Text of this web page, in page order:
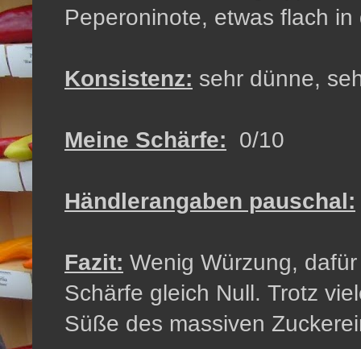
Peperoninote, etwas flach in
Konsistenz: sehr dünne,
Meine Schärfe: 0/10
Händlerangaben pauschal:
Fazit: Wenig Würzung,
Schärfe gleich Null. Trotz
Süße des massiven